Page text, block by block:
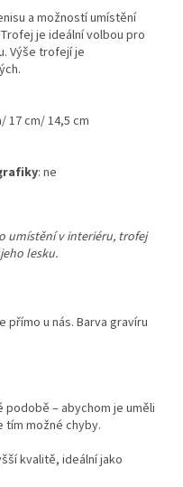
a možností umístění
je ideální volbou pro
Výše trofejí je
17 cm/ 14,5 cm
: ne
umístění v interiéru, trofej
lesku.
u nás. Barva gravíru
– abychom je uměli
tím možné chyby.
kvalitě, ideální jako